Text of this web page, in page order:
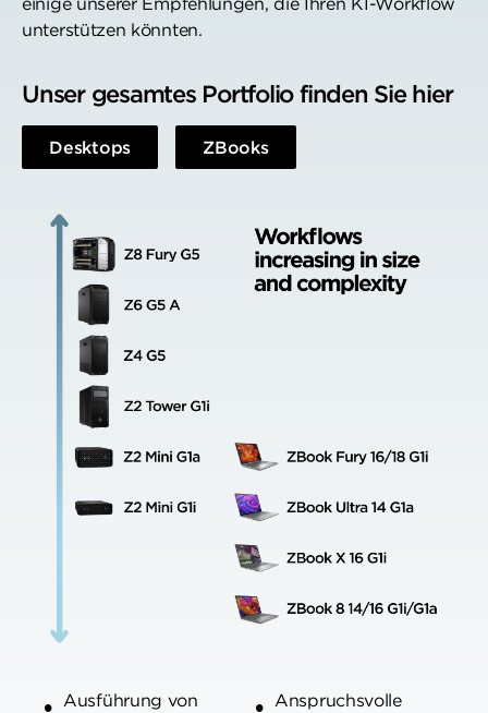
unterstützen könnten.
Unser gesamtes Portfolio finden Sie hier
Desktops ZBooks
Ausführung von
Anspruchsvolle